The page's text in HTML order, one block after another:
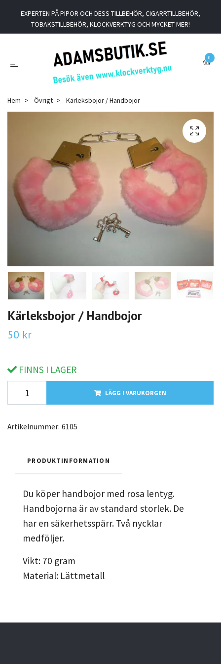
EXPERTEN PÅ PIPOR OCH DESS TILLBEHÖR, CIGARRTILLBEHÖR,
TOBAKSTILLBEHÖR, KLOCKVERKTYG OCH MYCKET MER!
0
Hem Övrigt Kärleksbojor / Handbojor
Kärleksbojor / Handbojor
50 kr
FINNS I LAGER
LÄGG I VARUKORGEN
Artikelnummer: 6105
PRODUKTINFORMATION
Du köper handbojor med rosa lentyg.
Handbojorna är av standard storlek. De
har en säkerhetsspärr. Två nycklar
medföljer.
Vikt: 70 gram
Material: Lättmetall